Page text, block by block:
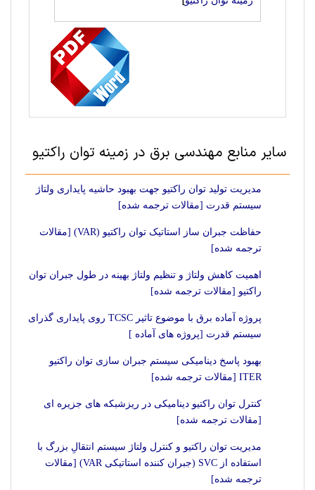
سایر منابع مهندسی برق در زمینه توان راکتیو
مدیریت تولید توان راکتیو جهت بهبود حاشیه پایداری ولتاژ
سیستم قدرت [مقالات ترجمه شده]
حفاظت جبران ساز استاتیک توان راکتیو (VAR) [مقالات
ترجمه شده]
اهمیت کاهش ولتاژ و تنظیم ولتاژ بهینه در طول جبران توان
راکتیو [مقالات ترجمه شده]
پروژه آماده برق با موضوع تاثیر TCSC روی پایداری گذرای
سیستم قدرت [پروژه های آماده ]
بهبود پاسخ دینامیکی سیستم جبران سازی توان راکتیو
ITER [مقالات ترجمه شده]
کنترل توان راکتیو دینامیکی در ریزشبکه های جزیره ای
[مقالات ترجمه شده]
مدیریت توان راکتیو و کنترل ولتاژ سیستم انتقالِ بزرگ با
استفاده از SVC (جبران کننده استاتیکی VAR) [مقالات
ترجمه شده]